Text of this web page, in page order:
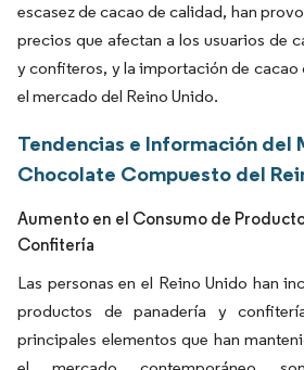
escasez de cacao de calidad, han
precios que afectan a los usuarios de
y confiteros, y la importación de cacao
el mercado del Reino Unido.
Tendencias e Información del
Chocolate Compuesto del
Aumento en el Consumo de
Confitería
Las personas en el Reino Unido han
productos de panadería y
principales elementos que han